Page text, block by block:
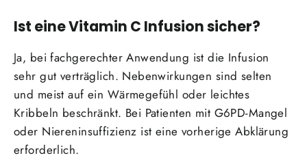
Ist eine Vitamin C Infusion sicher?
Ja, bei fachgerechter Anwendung ist die Infusion
sehr gut verträglich. Nebenwirkungen sind selten
und meist auf ein Wärmegefühl oder leichtes
Kribbeln beschränkt. Bei Patienten mit G6PD-Mangel
oder Niereninsuffizienz ist eine vorherige Abklärung
erforderlich.